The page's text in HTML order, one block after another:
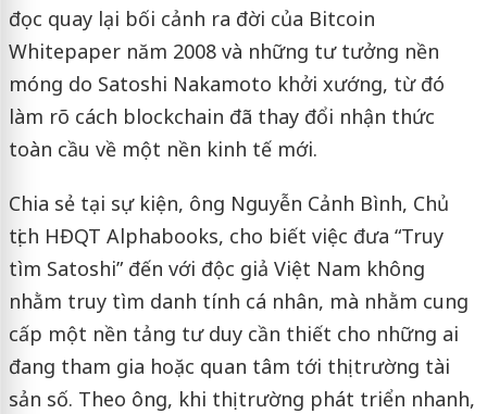
đọc quay lại bối cảnh ra đời của Bitcoin
Whitepaper năm 2008 và những tư tưởng nền
móng do Satoshi Nakamoto khởi xướng, từ đó
làm rõ cách blockchain đã thay đổi nhận thức
toàn cầu về một nền kinh tế mới.
Chia sẻ tại sự kiện, ông Nguyễn Cảnh Bình, Chủ
tịch HĐQT Alphabooks, cho biết việc đưa “Truy
tìm Satoshi” đến với độc giả Việt Nam không
nhằm truy tìm danh tính cá nhân, mà nhằm cung
cấp một nền tảng tư duy cần thiết cho những ai
đang tham gia hoặc quan tâm tới thị trường tài
sản số. Theo ông, khi thị trường phát triển nhanh,